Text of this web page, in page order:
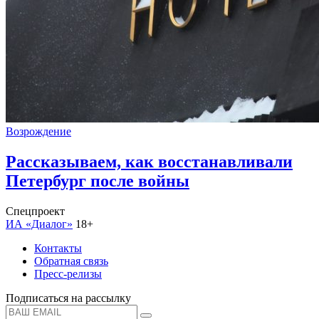
Возрождение
Рассказываем, как восстанавливали
Петербург после войны
Спецпроект
ИА «Диалог» 18+
Контакты
Обратная связь
Пресс-релизы
Подписаться на рассылку